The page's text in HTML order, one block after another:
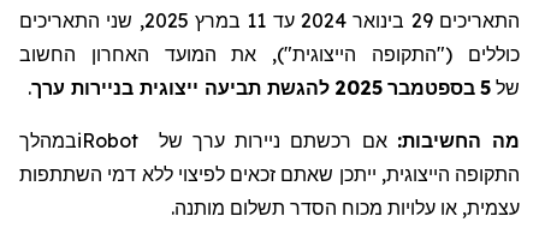
התאריכים29 בינואר 2024עד 11 במרץ 2025, שני התאריכים
כוללים ("התקופה הייצוגית"), את המועד האחרון החשוב
של 5 בספטמבר 2025 להגשת תביעה ייצוגית בניירות ערך.
מה החשיבות: אם רכשתם ניירות ערך של iRobotבמהלך
התקופה הייצוגית, ייתכן שאתם זכאים לפיצוי ללא דמי השתתפות
עצמית, או עלויות מכוח הסדר תשלום מותנה.